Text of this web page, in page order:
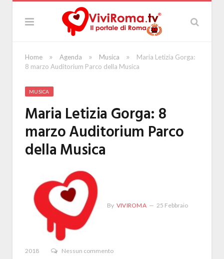
Home » Agenda » Musica »
Maria Letizia Gorga:
8 marzo Auditorium Parco della Musica
MUSICA
Maria Letizia Gorga: 8
marzo Auditorium Parco
della Musica
By VIVIROMA 25 Febbraio
2018 Nessun commento